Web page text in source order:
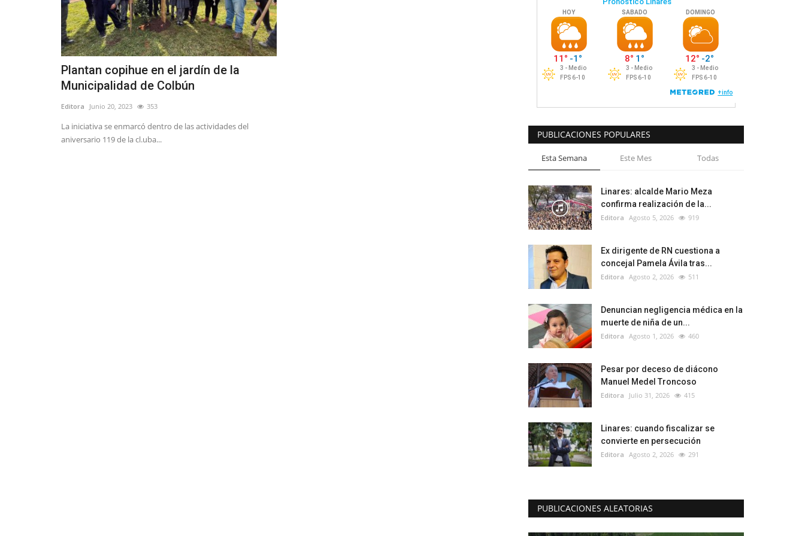
Plantan copihue en el jardín de la
Municipalidad de Colbún
Editora Junio 20, 2023 353
La iniciativa se enmarcó dentro de las actividades del
aniversario 119 de la cl.uba...
PUBLICACIONES POPULARES
Esta Semana Este Mes Todas
Linares: alcalde Mario Meza
confirma realización de la...
Editora Agosto 5, 2026 919
Ex dirigente de RN cuestiona a
concejal Pamela Ávila tras...
Editora Agosto 2, 2026 511
Denuncian negligencia médica en la
muerte de niña de un...
Editora Agosto 1, 2026 460
Pesar por deceso de diácono
Manuel Medel Troncoso
Editora Julio 31, 2026 415
Linares: cuando fiscalizar se
convierte en persecución
Editora Agosto 2, 2026 291
PUBLICACIONES ALEATORIAS